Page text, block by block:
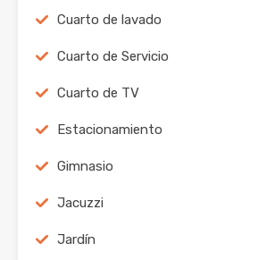
Cuarto de lavado
Cuarto de Servicio
Cuarto de TV
Estacionamiento
Gimnasio
Jacuzzi
Jardín